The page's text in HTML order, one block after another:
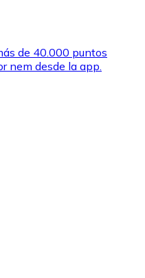
de 40.000 puntos
nem desde la app.